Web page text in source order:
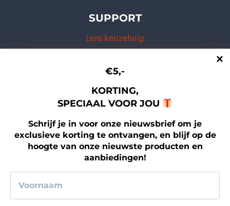
€5,-
KORTING,
SPECIAAL VOOR JOU
Schrijf je in voor onze nieuwsbrief om je
exclusieve korting te ontvangen, en blijf op de
hoogte van onze nieuwste producten en
aanbiedingen!
SUPPORT
Lens keuzehulp
Professional Program
Verzending & Retour
Garantie
Contact